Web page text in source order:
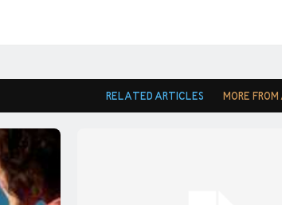
RELATED ARTICLES MORE